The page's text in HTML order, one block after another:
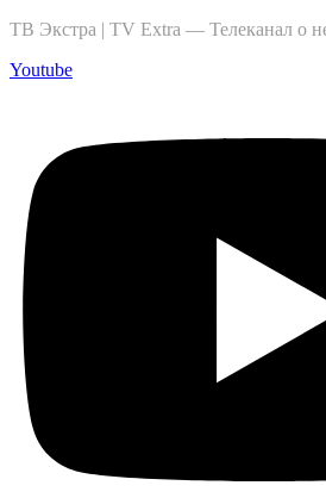
ТВ Экстра | TV Extra — Телеканал о
Youtube